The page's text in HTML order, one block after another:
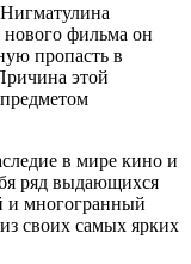
нового фильма он
пропасть в
этой
в мире кино и
ряд выдающихся
и многогранный
своих самых ярких